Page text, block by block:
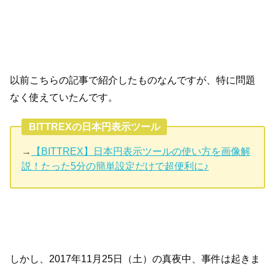
以前こちらの記事で紹介したものなんですが、特に問題
なく使えていたんです。
BITTREXの日本円表示ツール
→
【BITTREX】日本円表示ツールの使い方を画像解
説！たった5分の簡単設定だけで超便利に♪
しかし、2017年11月25日（土）の真夜中、事件は起きま